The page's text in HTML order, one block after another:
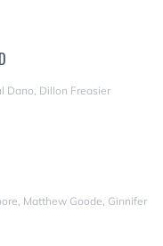
Dano, Dillon Freasier
Matthew Goode, Ginnifer